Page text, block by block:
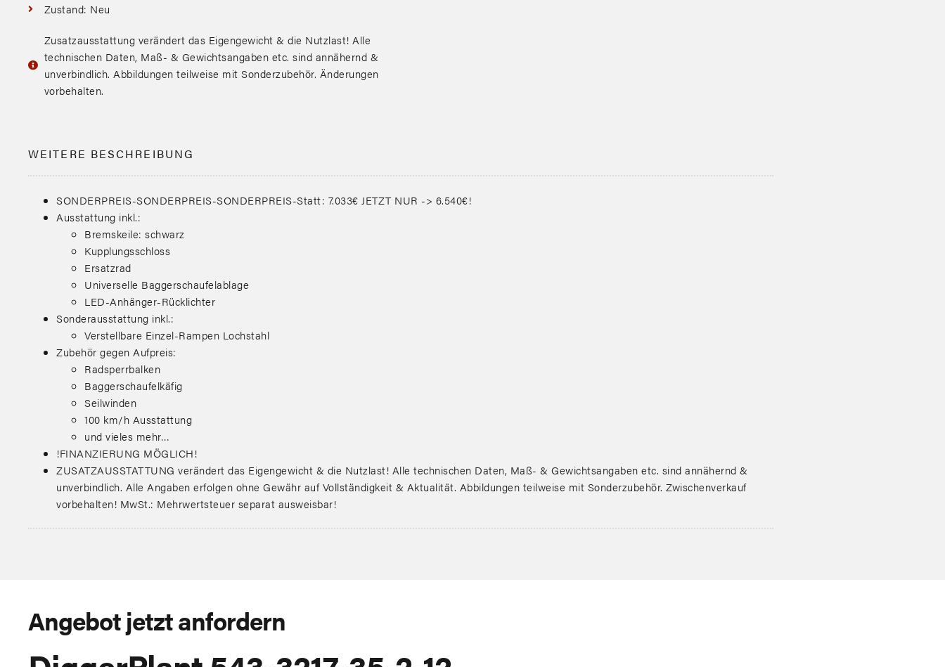
Zustand: Neu
Zusatzausstattung verändert das Eigengewicht & die Nutzlast! Alle
technischen Daten, Maß- & Gewichtsangaben etc. sind annähernd &
unverbindlich. Abbildungen teilweise mit Sonderzubehör. Änderungen
vorbehalten.
WEITERE BESCHREIBUNG
SONDERPREIS-SONDERPREIS-SONDERPREIS-Statt: 7.033€ JETZT NUR -> 6.540€!
Ausstattung inkl.:
Bremskeile: schwarz
Kupplungsschloss
Ersatzrad
Universelle Baggerschaufelablage
LED-Anhänger-Rücklichter
Sonderausstattung inkl.:
Verstellbare Einzel-Rampen Lochstahl
Zubehör gegen Aufpreis:
Radsperrbalken
Baggerschaufelkäfig
Seilwinden
100 km/h Ausstattung
und vieles mehr…
!FINANZIERUNG MÖGLICH!
ZUSATZAUSSTATTUNG verändert das Eigengewicht & die Nutzlast! Alle technischen Daten, Maß- & Gewichtsangaben etc. sind annähernd &
unverbindlich. Alle Angaben erfolgen ohne Gewähr auf Vollständigkeit & Aktualität. Abbildungen teilweise mit Sonderzubehör. Zwischenverkauf
vorbehalten! MwSt.: Mehrwertsteuer separat ausweisbar!
Angebot jetzt anfordern